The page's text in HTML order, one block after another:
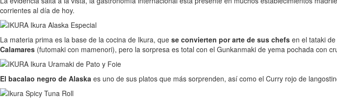
corrientes al día de hoy.
La materia prima es la base de la cocina de Ikura, que se convierten por arte de sus chefs en el tataki
Calamares (futomaki con mamenori), pero la sorpresa es total con el Gunkanmaki de yema pochada con
El bacalao negro de Alaska es uno de sus platos que más sorprenden, así como el Curry rojo de